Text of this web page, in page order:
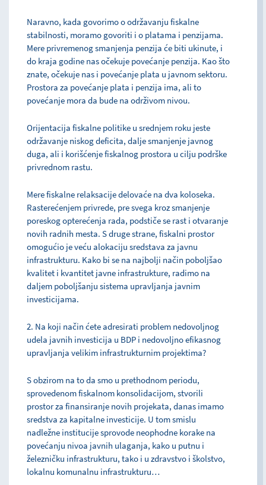
Naravno, kada govorimo o održavanju fiskalne
stabilnosti, moramo govoriti i o platama i penzijama.
Mere privremenog smanjenja penzija će biti ukinute, i
do kraja godine nas očekuje povećanje penzija. Kao što
znate, očekuje nas i povećanje plata u javnom sektoru.
Prostora za povećanje plata i penzija ima, ali to
povećanje mora da bude na održivom nivou.
Orijentacija fiskalne politike u srednjem roku jeste
održavanje niskog deficita, dalje smanjenje javnog
duga, ali i korišćenje fiskalnog prostora u cilju podrške
privrednom rastu.
Mere fiskalne relaksacije delovaće na dva koloseka.
Rasterećenjem privrede, pre svega kroz smanjenje
poreskog opterećenja rada, podstiče se rast i otvaranje
novih radnih mesta. S druge strane, fiskalni prostor
omogućio je veću alokaciju sredstava za javnu
infrastrukturu. Kako bi se na najbolji način poboljšao
kvalitet i kvantitet javne infrastrukture, radimo na
daljem poboljšanju sistema upravljanja javnim
investicijama.
2. Na koji način ćete adresirati problem nedovoljnog
udela javnih investicija u BDP i nedovoljno efikasnog
upravljanja velikim infrastrukturnim projektima?
S obzirom na to da smo u prethodnom periodu,
sprovedenom fiskalnom konsolidacijom, stvorili
prostor za finansiranje novih projekata, danas imamo
sredstva za kapitalne investicije. U tom smislu
nadležne institucije sprovode neophodne korake na
povećanju nivoa javnih ulaganja, kako u putnu i
železničku infrastrukturu, tako i u zdravstvo i školstvo,
lokalnu komunalnu infrastrukturu…